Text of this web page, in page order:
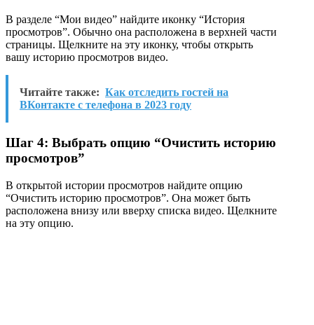
В разделе “Мои видео” найдите иконку “История
просмотров”. Обычно она расположена в верхней части
страницы. Щелкните на эту иконку, чтобы открыть
вашу историю просмотров видео.
Читайте также: Как отследить гостей на
ВКонтакте с телефона в 2023 году
Шаг 4: Выбрать опцию “Очистить историю
просмотров”
В открытой истории просмотров найдите опцию
“Очистить историю просмотров”. Она может быть
расположена внизу или вверху списка видео. Щелкните
на эту опцию.